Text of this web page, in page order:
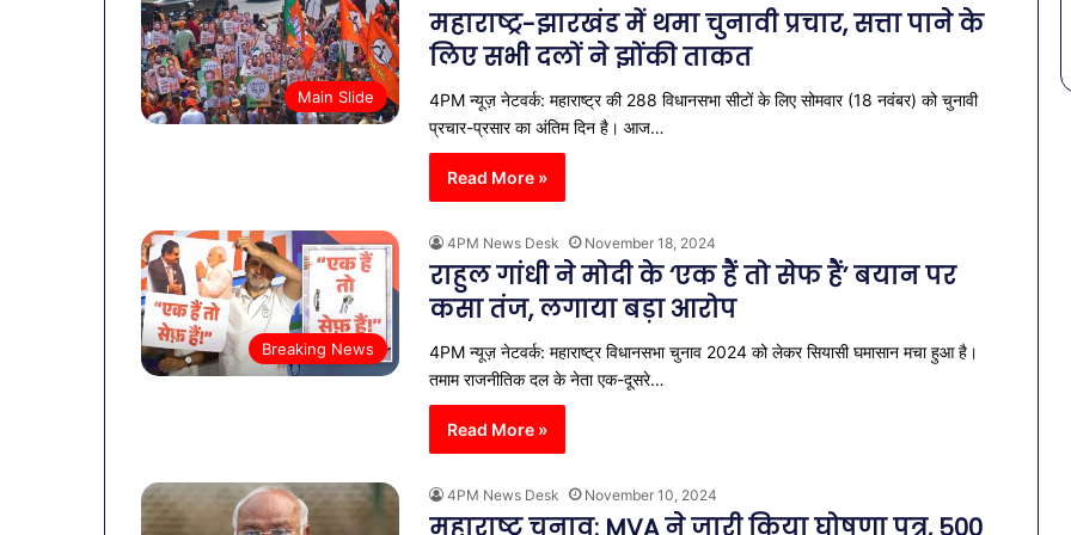
Main Slide
महाराष्ट्र-झारखंड में थमा चुनावी प्रचार, सत्ता पाने के
लिए सभी दलों ने झोंकी ताकत
4PM न्यूज़ नेटवर्क: महाराष्ट्र की 288 विधानसभा सीटों के लिए सोमवार (18 नवंबर) को चुनावी
प्रचार-प्रसार का अंतिम दिन है। आज…
Read More »
Breaking News
4PM News Desk November 18, 2024
राहुल गांधी ने मोदी के ‘एक हैं तो सेफ हैं’ बयान पर
कसा तंज, लगाया बड़ा आरोप
4PM न्यूज़ नेटवर्क: महाराष्ट्र विधानसभा चुनाव 2024 को लेकर सियासी घमासान मचा हुआ है।
तमाम राजनीतिक दल के नेता एक-दूसरे…
Read More »
4PM News Desk November 10, 2024
महाराष्ट्र चुनाव: MVA ने जारी किया घोषणा पत्र, 500